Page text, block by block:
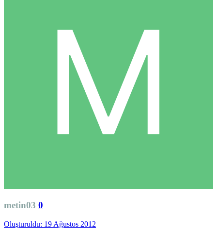
metin03 0
Oluşturuldu: 19 Ağustos 2012